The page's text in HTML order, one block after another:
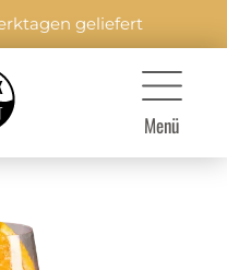
geliefert
Menü